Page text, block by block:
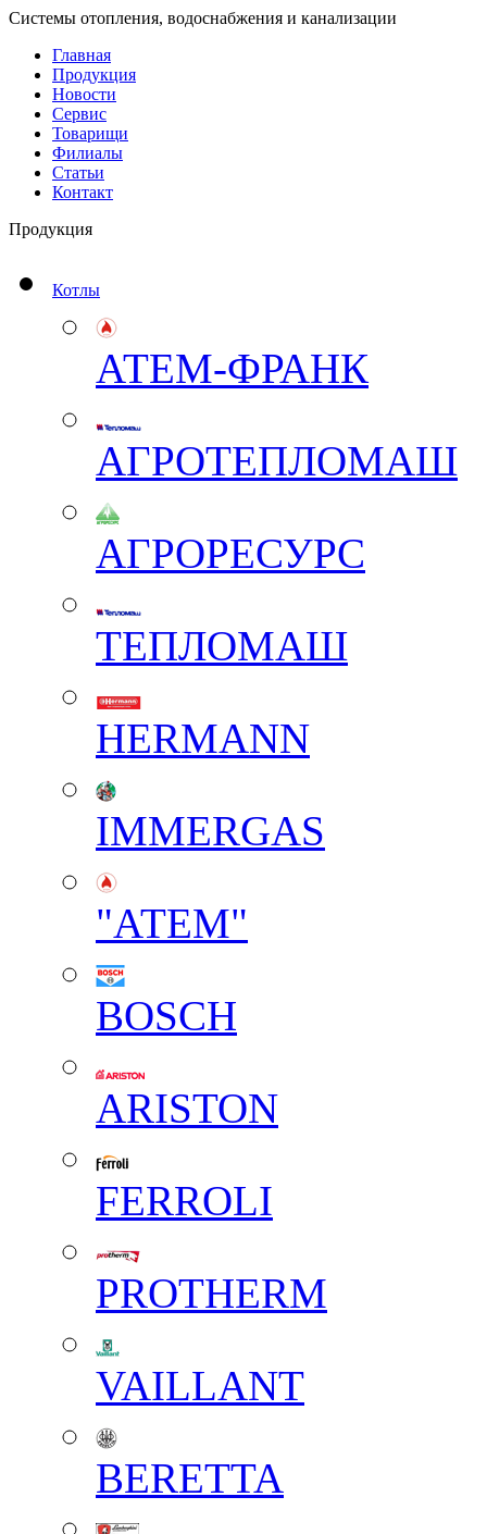
Системы отопления, водоснабжения и канализации
Главная
Продукция
Новости
Сервис
Товарищи
Филиалы
Статьи
Контакт
Продукция
Котлы
АТЕМ-ФРАНК
АГРОТЕПЛОМАШ
АГРОРЕСУРС
ТЕПЛОМАШ
HERMANN
IMMERGAS
"АТЕМ"
BOSCH
ARISTON
FERROLI
PROTHERM
VAILLANT
BERETTA